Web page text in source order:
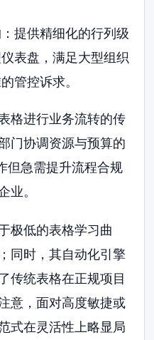
提供精细化的行列级
表盘，满足大型组织
管控诉求。
格进行业务流转的传
门协调资源与预算的
但急需提升流程合规
业。
极低的表格学习曲
同时，其自动化引擎
传统表格在正规项目
意，面对高度敏捷或
式在灵活性上略显局